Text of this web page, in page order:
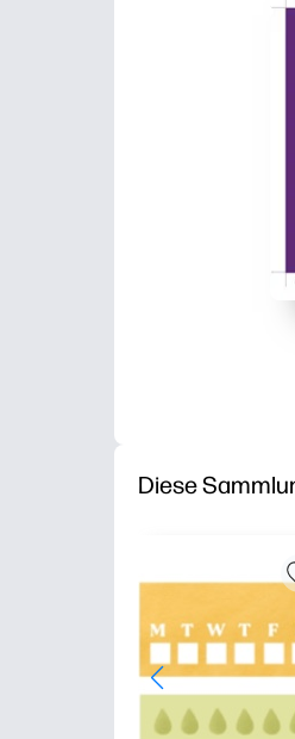
Diese